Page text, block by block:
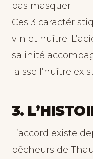
pas masquer
Ces 3
vin et huître.
salinité
laisse l’huître
3.
L’accord existe
pêcheurs de